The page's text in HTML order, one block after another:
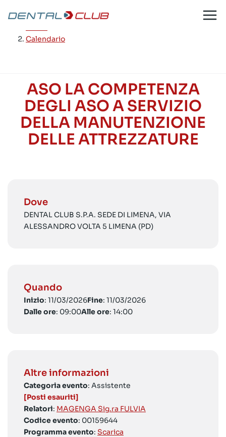
contenuto
Calendario
ASO LA COMPETENZA
DEGLI ASO A SERVIZIO
DELLA MANUTENZIONE
DELLE ATTREZZATURE
Dove
DENTAL CLUB S.P.A. SEDE DI LIMENA, VIA
ALESSANDRO VOLTA 5 LIMENA (PD)
Quando
Inizio: 11/03/2026Fine: 11/03/2026
Dalle ore: 09:00Alle ore: 14:00
Altre informazioni
Categoria evento: Assistente
[Posti esauriti]
Relatori: MAGENGA Sig.ra FULVIA
Codice evento: 00159644
Programma evento: Scarica